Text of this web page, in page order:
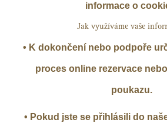
informace o
Jak využíváme vaše
• K dokončení nebo podpoře
proces online rezervace
poukazu.
• Pokud jste se přihlásili do